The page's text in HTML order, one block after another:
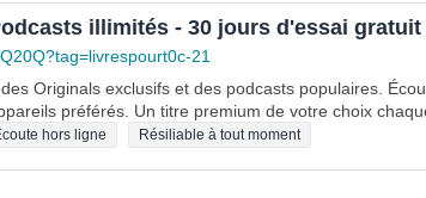
illimités - 30 jours d'essai gratuit
21
Originals exclusifs et des podcasts populaires.
préférés. Un titre premium de votre choix
hors ligne Résiliable à tout moment